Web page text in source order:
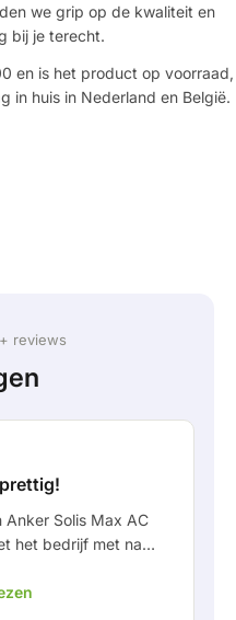
we grip op de kwaliteit en
bij je terecht.
en is het product op voorraad,
in huis in Nederland en België.
reviews
Anker Solis Max AC
het bedrijf met name
gehouden van